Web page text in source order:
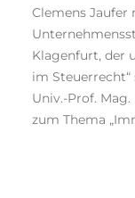
Clemens
Klagenfurt, der
im
Univ.-Prof.
zum Thema